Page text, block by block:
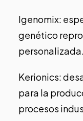
Igenomix:
genético
personalizada.
Kerionics:
para la
procesos